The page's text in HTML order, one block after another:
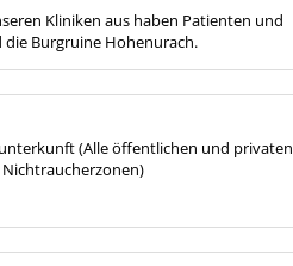
Kliniken aus haben Patienten und
die Burgruine Hohenurach.
(Alle öffentlichen und privaten
Nichtraucherzonen)